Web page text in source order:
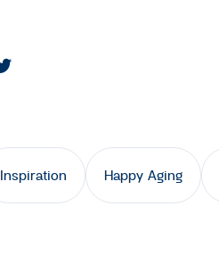
Inspiration Happy Aging